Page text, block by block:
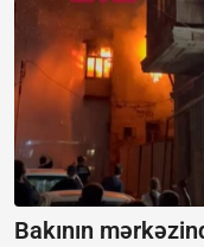
Bakının